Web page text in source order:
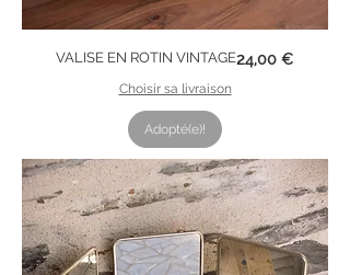
VALISE EN ROTIN VINTAGEPrix
24,00 €
Choisir sa livraison
Adopté(e)!